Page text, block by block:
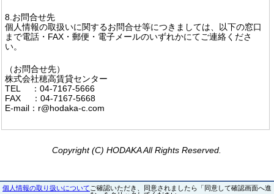
8.お問合せ先
個人情報の取扱いに関するお問合せ等につきましては、以下の窓口
まで電話・FAX・郵便・電子メールのいずれかにてご連絡くださ
い。
（お問合せ先）
株式会社穂高賃貸センター
TEL ：04-7167-5666
FAX ：04-7167-5668
E-mail：r@hodaka-c.com
Copyright (C) HODAKA All Rights Reserved.
個人情報の取り扱いについて ご確認いただき、同意されましたら「同意して確認画面へ進